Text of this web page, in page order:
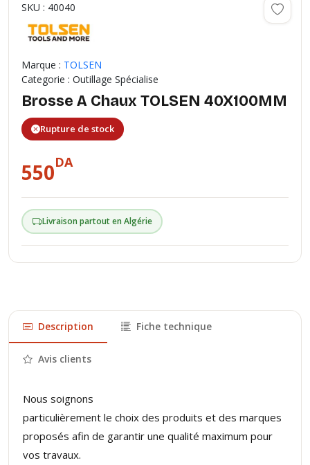
SKU : 40040
Marque : TOLSEN
Categorie : Outillage Spécialise
Brosse A Chaux TOLSEN 40X100MM
Rupture de stock
550DA
Livraison partout en Algérie
Description Fiche technique
Avis clients
Nous soignons
particulièrement le choix des produits et des marques
proposés afin de garantir une qualité maximum pour
vos travaux.